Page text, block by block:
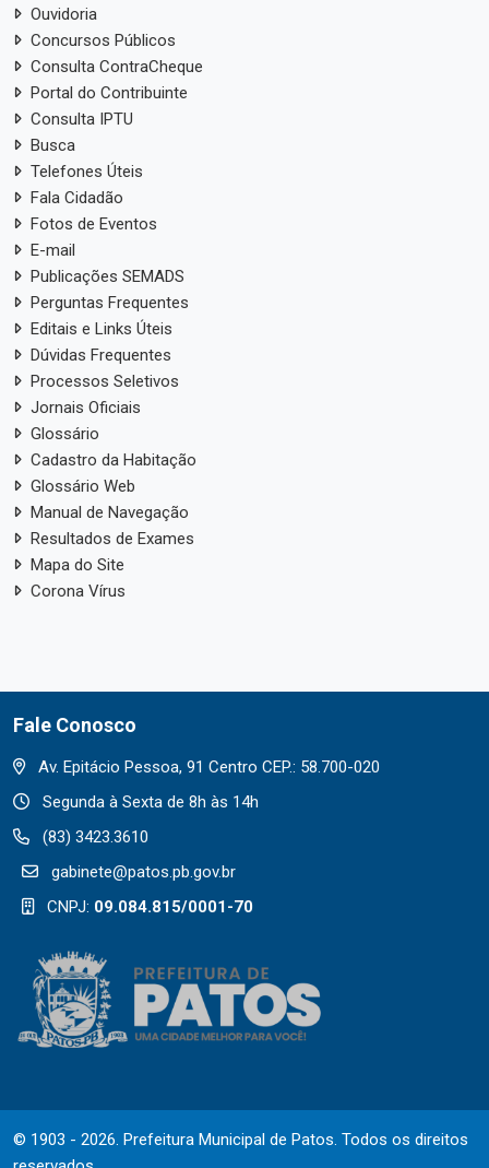
Ouvidoria
Concursos Públicos
Consulta ContraCheque
Portal do Contribuinte
Consulta IPTU
Busca
Telefones Úteis
Fala Cidadão
Fotos de Eventos
E-mail
Publicações SEMADS
Perguntas Frequentes
Editais e Links Úteis
Dúvidas Frequentes
Processos Seletivos
Jornais Oficiais
Glossário
Cadastro da Habitação
Glossário Web
Manual de Navegação
Resultados de Exames
Mapa do Site
Corona Vírus
Fale Conosco
Av. Epitácio Pessoa, 91 Centro CEP.: 58.700-020
Segunda à Sexta de 8h às 14h
(83) 3423.3610
gabinete@patos.pb.gov.br
CNPJ: 09.084.815/0001-70
© 1903 - 2026. Prefeitura Municipal de Patos. Todos os direitos